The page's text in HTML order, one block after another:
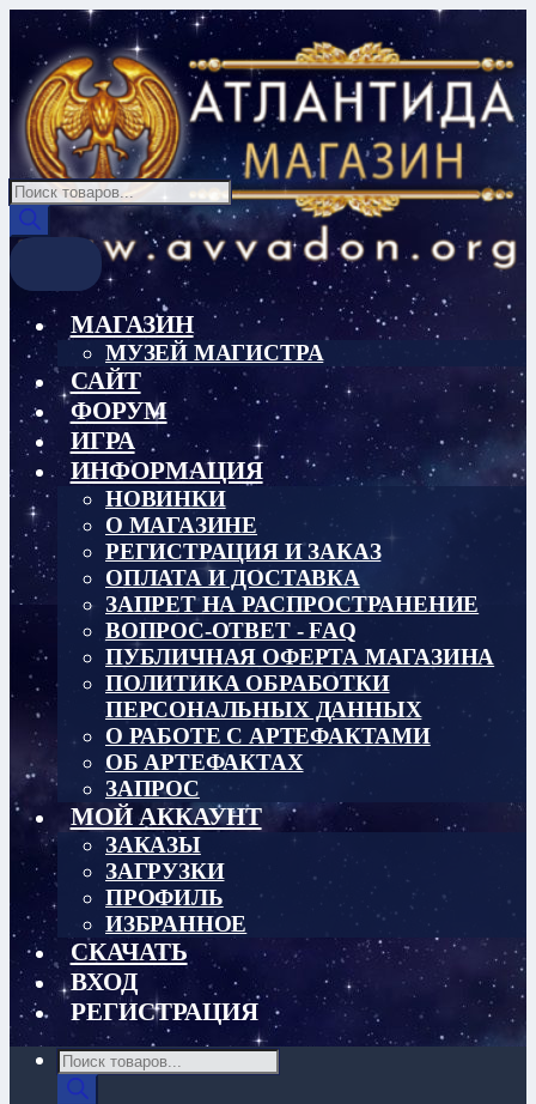
Перейти
навигации
Перейти
содержимому
Поиск
товаров
МАГАЗИН
МУЗЕЙ МАГИСТРА
САЙТ
ФОРУМ
ИГРА
ИНФОРМАЦИЯ
НОВИНКИ
О МАГАЗИНЕ
РЕГИСТРАЦИЯ И ЗАКАЗ
ОПЛАТА И ДОСТАВКА
ЗАПРЕТ НА РАСПРОСТРАНЕНИЕ
ВОПРОС-ОТВЕТ - FAQ
ПУБЛИЧНАЯ ОФЕРТА МАГАЗИНА
ПОЛИТИКА ОБРАБОТКИ
ПЕРСОНАЛЬНЫХ ДАННЫХ
О РАБОТЕ С АРТЕФАКТАМИ
ОБ АРТЕФАКТАХ
ЗАПРОС
МОЙ АККАУНТ
ЗАКАЗЫ
ЗАГРУЗКИ
ПРОФИЛЬ
ИЗБРАННОЕ
СКАЧАТЬ
ВХОД
РЕГИСТРАЦИЯ
Поиск
товаров